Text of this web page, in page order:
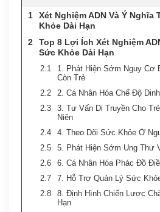
Xét Nghiệm ADN Và Ý Nghĩa
Khỏe Dài Hạn
Top 8 Lợi Ích Xét Nghiệm
Sức Khỏe Dài Hạn
1. Phát Hiện Sớm Nguy Cơ
Còn Trẻ
2. Cá Nhân Hóa Chế Độ
3. Tư Vấn Di Truyền Cho
Niên
4. Theo Dõi Sức Khỏe Ở
5. Phát Hiện Sớm Ung Thư
6. Cá Nhân Hóa Phác Đồ
7. Hỗ Trợ Quản Lý Sức
8. Định Hình Chiến Lược
Hạn